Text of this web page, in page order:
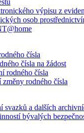
výpisu z
osob
čísla
čísla na žádost
rodného čísla
změny rodného čísla
svazků a dalších
bývalých